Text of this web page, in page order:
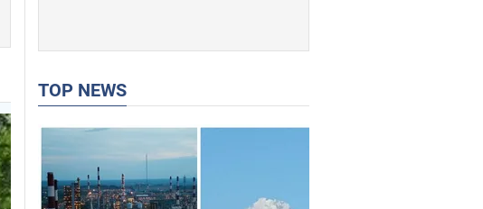
TOP NEWS